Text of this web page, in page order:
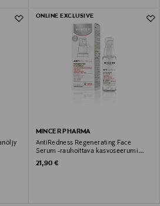
ONLINE EXCLUSIVE
MINCER PHARMA
AntiRedness Regenerating Face
Serum -rauhoittava kasvoseerumi
30ml
Original Price
21,90 €